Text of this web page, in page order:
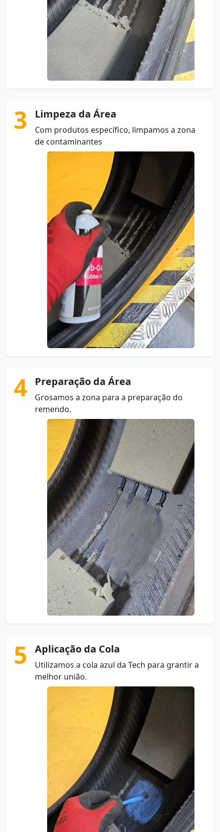
3 Limpeza da Área
Com produtos específico, limpamos a zona
de contaminantes
4 Preparação da Área
Grosamos a zona para a preparação do
remendo.
5 Aplicação da Cola
Utilizamos a cola azul da Tech para grantir a
melhor união.